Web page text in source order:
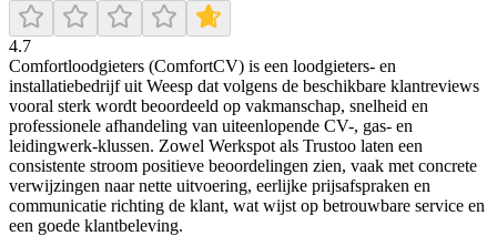
4.7
Comfortloodgieters (ComfortCV) is een loodgieters- en
installatiebedrijf uit Weesp dat volgens de beschikbare klantreviews
vooral sterk wordt beoordeeld op vakmanschap, snelheid en
professionele afhandeling van uiteenlopende CV-, gas- en
leidingwerk-klussen. Zowel Werkspot als Trustoo laten een
consistente stroom positieve beoordelingen zien, vaak met concrete
verwijzingen naar nette uitvoering, eerlijke prijsafspraken en
communicatie richting de klant, wat wijst op betrouwbare service en
een goede klantbeleving.